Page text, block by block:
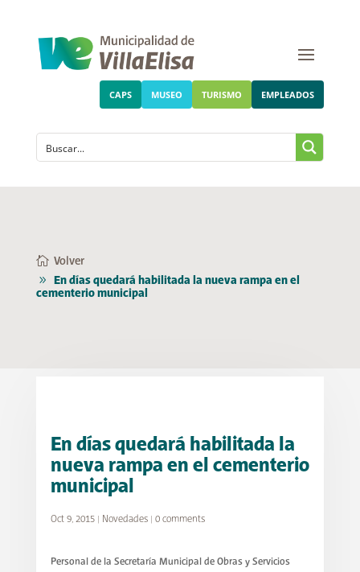
CAPS MUSEO TURISMO EMPLEADOS
Volver
En días quedará habilitada la nueva rampa en el
cementerio municipal
En días quedará habilitada la
nueva rampa en el cementerio
municipal
Oct 9, 2015| Novedades| 0 comments
Personal de la Secretaría Municipal de Obras y Servicios